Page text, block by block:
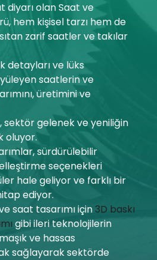
diyarı olan Saat ve
hem kişisel tarzı hem de
zarif saatler ve takılar
detayları ve lüks
saatlerin ve
üretimini ve
sektör gelenek ve yeniliğin
oluyor.
sürdürülebilir
seçenekleri
hale geliyor ve farklı bir
ediyor.
saat tasarımı için 3D baskı
gibi ileri teknolojilerin
ve hassas
sağlayarak sektörde